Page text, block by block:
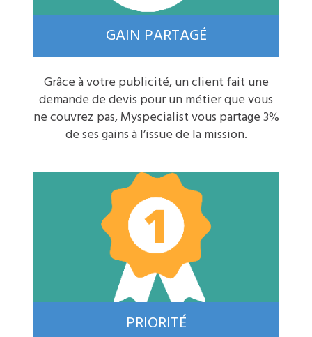
GAIN PARTAGÉ
Grâce à votre publicité, un client fait une
demande de devis pour un métier que vous
ne couvrez pas, Myspecialist vous partage 3%
de ses gains à l’issue de la mission.
PRIORITÉ